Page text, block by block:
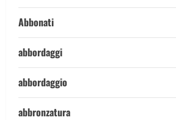
Abbonati
abbordaggi
abbordaggio
abbronzatura